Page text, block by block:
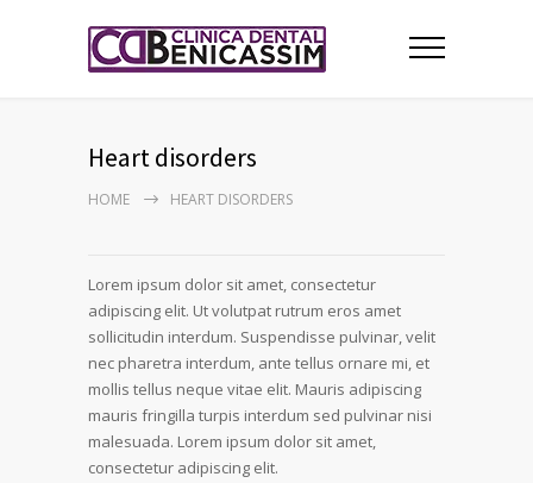
Heart disorders
HOME HEART DISORDERS
Lorem ipsum dolor sit amet, consectetur
adipiscing elit. Ut volutpat rutrum eros amet
sollicitudin interdum. Suspendisse pulvinar, velit
nec pharetra interdum, ante tellus ornare mi, et
mollis tellus neque vitae elit. Mauris adipiscing
mauris fringilla turpis interdum sed pulvinar nisi
malesuada. Lorem ipsum dolor sit amet,
consectetur adipiscing elit.